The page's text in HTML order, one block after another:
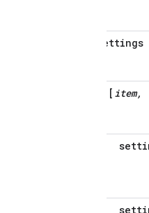
settings
[ item,